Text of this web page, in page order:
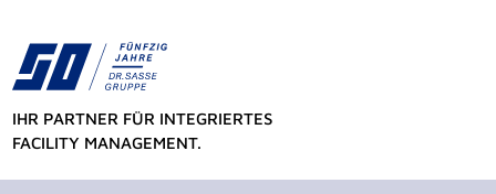
IHR PARTNER FÜR INTEGRIERTES
FACILITY MANAGEMENT.